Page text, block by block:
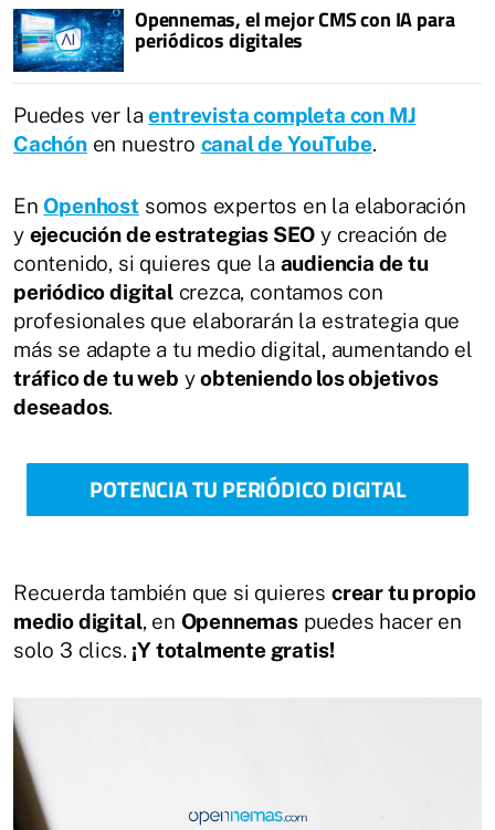
Opennemas, el mejor CMS con IA para
periódicos digitales
Puedes ver laentrevista completa con MJ
Cachónen nuestro canal de YouTube.
En Openhostsomos expertos en la elaboración
y ejecución de estrategias SEO y creación de
contenido, si quieres que la audiencia de tu
periódico digitalcrezca, contamos con
profesionales que elaborarán la estrategia que
más se adapte a tu medio digital, aumentando el
tráfico de tu web yobteniendo los objetivos
deseados.
POTENCIA TU PERIÓDICO DIGITAL
Recuerda también que si quieres crear tu propio
medio digital, en Opennemaspuedes hacer en
solo 3 clics. ¡Y totalmente gratis!